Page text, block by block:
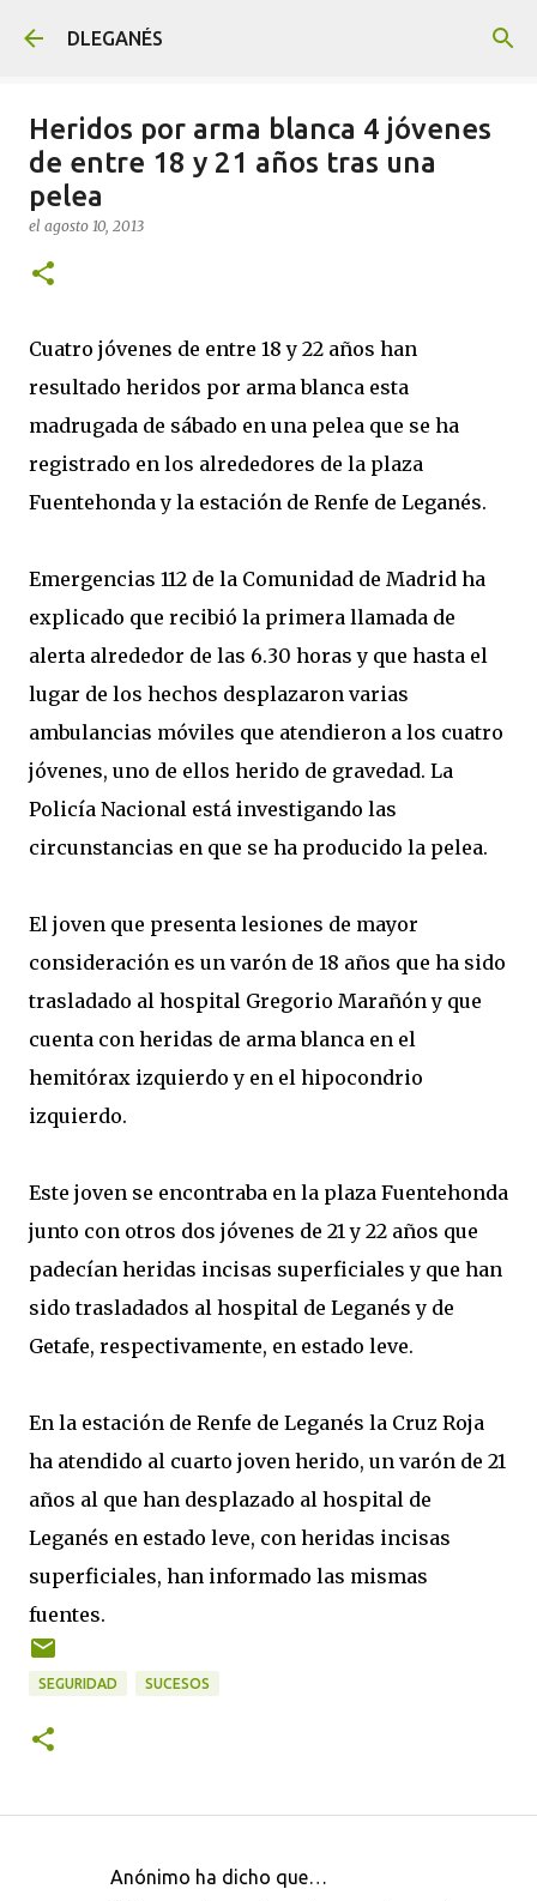
DLEGANÉS
Heridos por arma blanca 4 jóvenes
de entre 18 y 21 años tras una
pelea
el agosto 10, 2013
Cuatro jóvenes de entre 18 y 22 años han
resultado heridos por arma blanca esta
madrugada de sábado en una pelea que se ha
registrado en los alrededores de la plaza
Fuentehonda y la estación de Renfe de Leganés.
Emergencias 112 de la Comunidad de Madrid ha
explicado que recibió la primera llamada de
alerta alrededor de las 6.30 horas y que hasta el
lugar de los hechos desplazaron varias
ambulancias móviles que atendieron a los cuatro
jóvenes, uno de ellos herido de gravedad. La
Policía Nacional está investigando las
circunstancias en que se ha producido la pelea.
El joven que presenta lesiones de mayor
consideración es un varón de 18 años que ha sido
trasladado al hospital Gregorio Marañón y que
cuenta con heridas de arma blanca en el
hemitórax izquierdo y en el hipocondrio
izquierdo.
Este joven se encontraba en la plaza Fuentehonda
junto con otros dos jóvenes de 21 y 22 años que
padecían heridas incisas superficiales y que han
sido trasladados al hospital de Leganés y de
Getafe, respectivamente, en estado leve.
En la estación de Renfe de Leganés la Cruz Roja
ha atendido al cuarto joven herido, un varón de 21
años al que han desplazado al hospital de
Leganés en estado leve, con heridas incisas
superficiales, han informado las mismas
fuentes.
SEGURIDAD SUCESOS
Anónimo ha dicho que…